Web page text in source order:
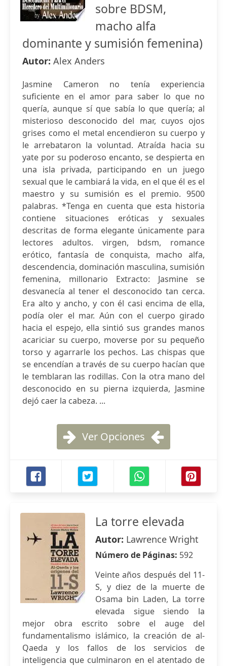
sobre BDSM,
macho alfa
dominante y sumisión femenina)
Autor: Alex Anders
Jasmine Cameron no tenía experiencia
suficiente en el amor para saber lo que no
quería, aunque sí que sabía lo que quería; al
misterioso desconocido del mar, cuyos ojos
grises como el metal encendieron su cuerpo y
le arrebataron la voluntad. Atraída hacia su
yate por su poderoso encanto, se despierta en
una isla privada, participando en un juego
sexual que le cambiará la vida, en el que él es el
maestro y su sumisión es el premio. 9500
palabras. *Tenga en cuenta que esta historia
contiene situaciones eróticas y sexuales
descritas de forma elegante únicamente para
lectores adultos. virgen, bdsm, romance
erótico, fantasía de conquista, macho alfa,
descendencia, dominación masculina, sumisión
femenina, millonario Extracto: Jasmine se
desvanecía al tener el desconocido tan cerca.
Era alto y ancho, y con él casi encima de ella,
podía oler el mar. Aún con el cuerpo girado
hacia el espejo, ella sintió sus grandes manos
acariciar su cuerpo, moverse por su pequeño
torso y agarrarle los pechos. Las chispas que
se encendían a través de su cuerpo hacían que
le temblaran las rodillas. Con la otra mano del
desconocido en su pierna izquierda, Jasmine
dejó caer la cabeza. ...
Ver Opciones
La torre elevada
Autor: Lawrence Wright
Número de Páginas: 592
Veinte años después del 11-
S, y diez de la muerte de
Osama bin Laden, La torre
elevada sigue siendo la
mejor obra escrito sobre el auge del
fundamentalismo islámico, la creación de al-
Qaeda y los fallos de los servicios de
inteligencia que culminaron en el atentado de